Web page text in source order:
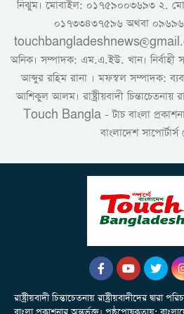
নিঝুম। ‎মোবাইল: ০১৭৫৯০০৩৬৯৩ ২.
০১৭৩৩৪৩৭৫৯৬ অথবা
অনিক। সম্পাদক: এম.এ.ইউ. খান। নির্বাহী
আব্দুর রহিম রানা । মফস্বল সম্পাদক:
আশিকুল আলম। রাষ্ট্রীয়বাদী চিন্তাচেতনায়
Touch Bangla - টাচ বাংলা
বাংলাদেশ
রাষ্ট্রীয়বাদী চিন্তাচেতনায় রাষ্ট্রীয়বাদীদের